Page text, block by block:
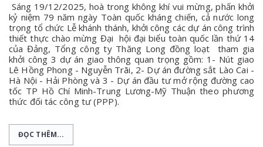
Sáng 19/12/2025, hoà trong không khí vui mừng, phấn khởi
kỷ niệm 79 năm ngày Toàn quốc kháng chiến, cả nước long
trọng tổ chức Lễ khánh thánh, khởi công các dự án công trình
thiết thực chào mừng Đại hội đại biểu toàn quốc lần thứ 14
của Đảng, Tổng công ty Thăng Long đồng loạt tham gia
khởi công 3 dự án giao thông quan trọng gồm: 1- Nút giao
Lê Hồng Phong - Nguyễn Trãi, 2- Dự án đường sắt Lào Cai -
Hà Nội - Hải Phòng và 3 - Dự án đầu tư mở rộng đường cao
tốc TP Hồ Chí Minh-Trung Lương-Mỹ Thuận theo phương
thức đối tác công tư (PPP).
ĐỌC THÊM...